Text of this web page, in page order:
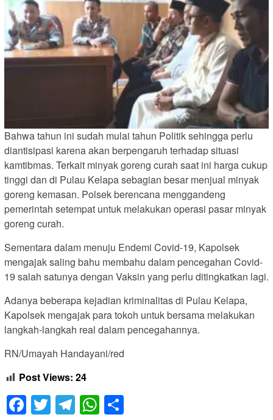
Bahwa tahun ini sudah mulai tahun Politik sehingga perlu
diantisipasi karena akan berpengaruh terhadap situasi
kamtibmas. Terkait minyak goreng curah saat ini harga cukup
tinggi dan di Pulau Kelapa sebagian besar menjual minyak
goreng kemasan. Polsek berencana menggandeng
pemerintah setempat untuk melakukan operasi pasar minyak
goreng curah.
Sementara dalam menuju Endemi Covid-19, Kapolsek
mengajak saling bahu membahu dalam pencegahan Covid-
19 salah satunya dengan Vaksin yang perlu ditingkatkan lagi.
Adanya beberapa kejadian kriminalitas di Pulau Kelapa,
Kapolsek mengajak para tokoh untuk bersama melakukan
langkah-langkah real dalam pencegahannya.
RN/Umayah Handayani/red
Post Views: 24
Facebook
TwitterTelegram
WhatsApp